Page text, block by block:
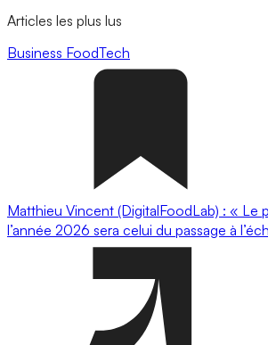
Articles les plus lus
Business FoodTech
Matthieu Vincent (DigitalFoodLab) : « Le
l’année 2026 sera celui du passage à